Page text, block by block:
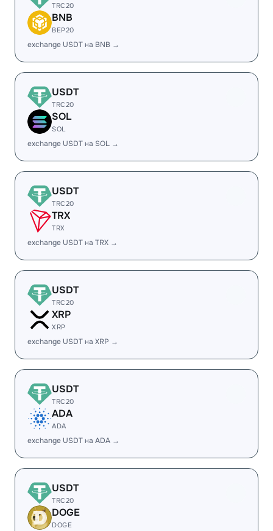
TRC20
BNB
BEP20
exchange USDT на BNB →
USDT
TRC20
SOL
SOL
exchange USDT на SOL →
USDT
TRC20
TRX
TRX
exchange USDT на TRX →
USDT
TRC20
XRP
XRP
exchange USDT на XRP →
USDT
TRC20
ADA
ADA
exchange USDT на ADA →
USDT
TRC20
DOGE
DOGE